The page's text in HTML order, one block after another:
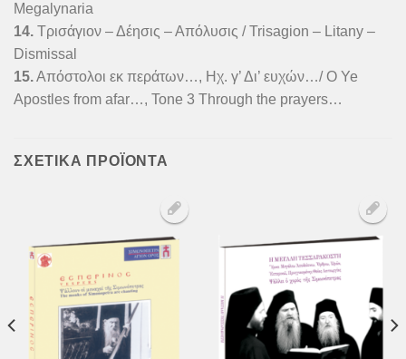
Megalynaria
14. Τρισάγιον – Δέησις – Απόλυσις / Trisagion – Litany –
Dismissal
15.Απόστολοι εκ περάτων…, Ηχ. γ’ Δι’ ευχών…/ O Ye
Apostles from afar…, Tone 3 Through the prayers…
ΣΧΕΤΙΚΆ ΠΡΟΪΌΝΤΑ
Επιθυμιών
Προσθήκη
στη Λίστα
Επιθυμιών